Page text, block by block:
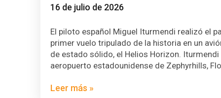
16 de julio de 2026
El piloto español Miguel Iturmendi realizó el
primer vuelo tripulado de la historia en un
de estado sólido, el Helios Horizon.
aeropuerto estadounidense de Zephyrhills,
Leer más »